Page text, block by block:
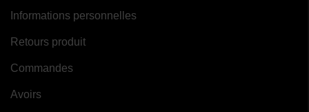
Informations personnelles
Retours produit
Commandes
Avoirs